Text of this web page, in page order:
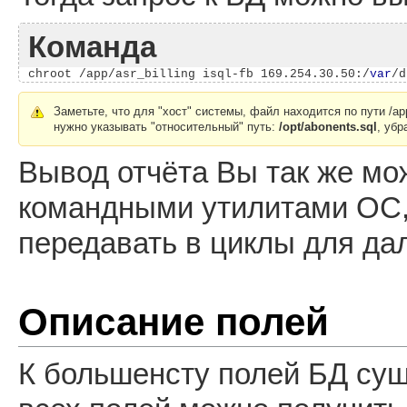
Команда
chroot /app/asr_billing isql-fb 169.254.30.50:/var/
Заметьте, что для "хост" системы, файл находится по пути /
нужно указывать "относительный" путь: /opt/abonents.sql ,
Вывод отчёта Вы так же
командными утилитами
передавать в циклы для
Описание полей
К большенсту полей БД